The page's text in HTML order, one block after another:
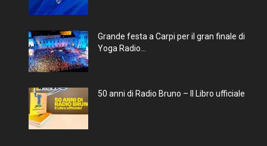
Grande festa a Carpi per il gran finale di
Yoga Radio...
50 anni di Radio Bruno – Il Libro ufficiale